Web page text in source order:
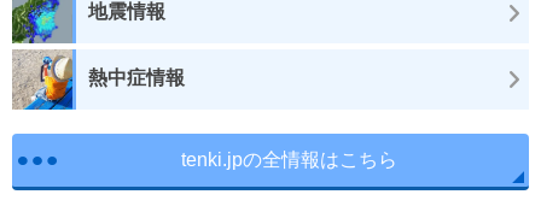
地震情報
熱中症情報
tenki.jpの全情報はこちら